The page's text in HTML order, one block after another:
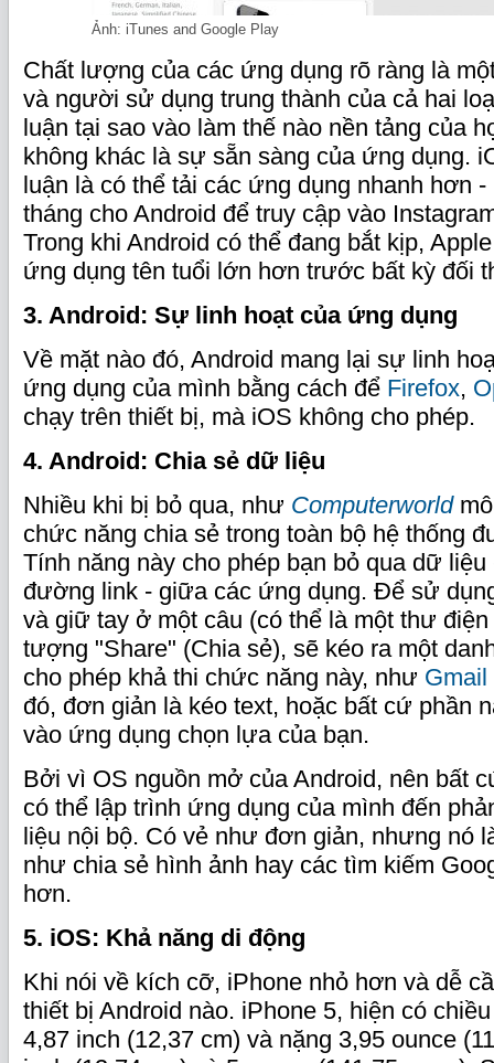
Ảnh: iTunes and Google Play
Chất lượng của các ứng dụng rõ ràng là
và người sử dụng trung thành của cả hai
luận tại sao vào làm thế nào nền tảng của
không khác là sự sẵn sàng của ứng dụng.
luận là có thể tải các ứng dụng nhanh hơn
tháng cho Android để truy cập vào
Trong khi Android có thể đang bắt kịp,
ứng dụng tên tuổi lớn hơn trước bất kỳ đối
3. Android: Sự linh hoạt của ứng dụng
Về mặt nào đó, Android mang lại sự linh
ứng dụng của mình bằng cách để Firefox,
chạy trên thiết bị, mà iOS không cho phép.
4. Android: Chia sẻ dữ liệu
Nhiều khi bị bỏ qua, như Computerworldmô
chức năng chia sẻ trong toàn bộ hệ thống
Tính năng này cho phép bạn bỏ qua dữ liệu
đường link - giữa các ứng dụng. Để sử
và giữ tay ở một câu (có thể là một thư
tượng "Share" (Chia sẻ), sẽ kéo ra một
cho phép khả thi chức năng này, như Gmail
đó, đơn giản là kéo text, hoặc bất cứ phần
vào ứng dụng chọn lựa của bạn.
Bởi vì OS nguồn mở của Android, nên bất
có thể lập trình ứng dụng của mình đến
liệu nội bộ. Có vẻ như đơn giản, nhưng nó
như chia sẻ hình ảnh hay các tìm kiếm
hơn.
5. iOS: Khả năng di động
Khi nói về kích cỡ, iPhone nhỏ hơn và dễ
thiết bị Android nào. iPhone 5, hiện có
4,87 inch (12,37 cm) và nặng 3,95 ounce